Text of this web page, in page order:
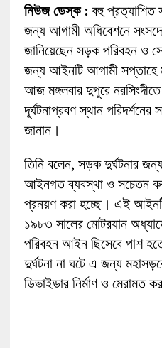
নিউজ ডেস্ক : বহু
জন্য আগামী অধিবেশনে
জানিয়েছেন সড়ক পরিবহন ও
জন্য আইনটি আগামী সপ্তাহে
আজ মঙ্গলবার দুপুরে
দূর্ঘটনাপ্রবণ স্থান
জানান।
তিনি বলেন, সড়ক দুর্ঘটনার
আইনগত ব্যবস্থা ও সচেতন
প্রনয়ণ করা হচ্ছে। এই
১৯৮৩ সালের মোটরযান
পরিবহন আইন ছিসেবে পাশ
দুর্ঘটনা না ঘটে এ জন্য
ডিভাইডার নির্মাণ ও মেরামত